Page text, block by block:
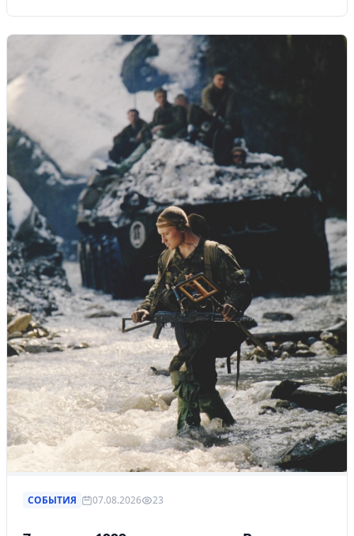
СОБЫТИЯ 07.08.2026 23